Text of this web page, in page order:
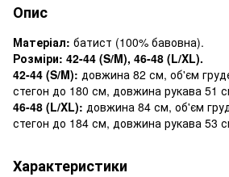
Опис
Матеріал: батист (100% бавовна).
Розміри: 42-44 (S/M), 46-48 (L/XL).
42-44 (S/M): довжина 82 см, об'єм
стегон до 180 см, довжина рукава 51
46-48 (L/XL): довжина 84 см, об'єм
стегон до 184 см, довжина рукава 53
Характеристики